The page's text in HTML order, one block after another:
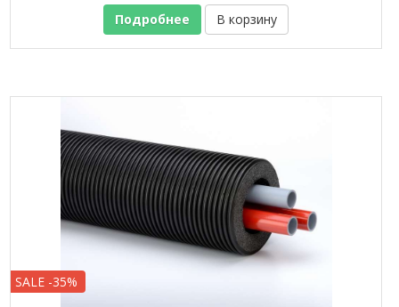
Подробнее
В корзину
SALE -35%